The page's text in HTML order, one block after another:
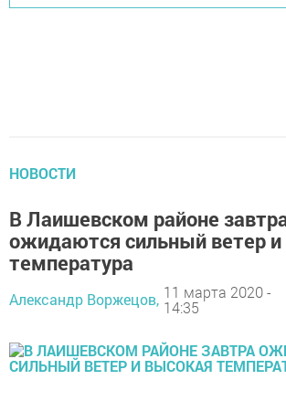
НОВОСТИ
В Лаишевском районе
ожидаются сильный ветер
температура
Александр Воржецов, 11 марта 2020 -
14:35